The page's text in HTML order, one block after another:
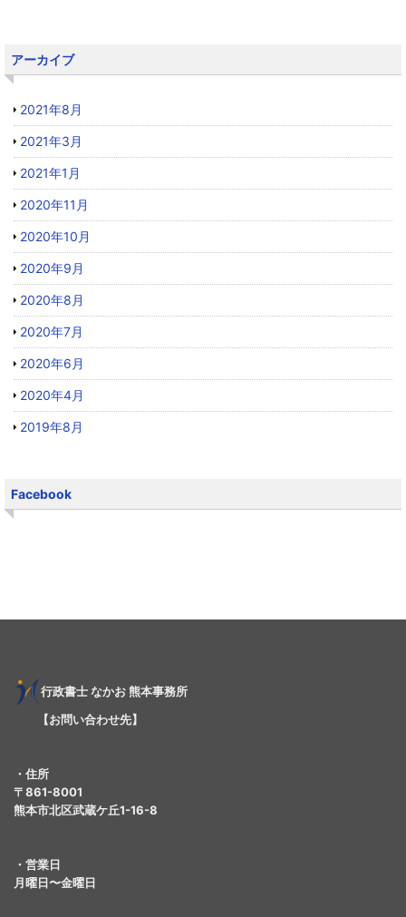
アーカイブ
2021年8月
2021年3月
2021年1月
2020年11月
2020年10月
2020年9月
2020年8月
2020年7月
2020年6月
2020年4月
2019年8月
Facebook
行政書士なかお 熊本事務所
【お問い合わせ先】
・住所
〒861-8001
熊本市北区武蔵ケ丘1-16-8
・営業日
月曜日〜金曜日